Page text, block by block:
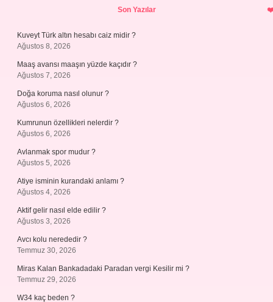
Son Yazılar
Kuveyt Türk altın hesabı caiz midir ?
Ağustos 8, 2026
Maaş avansı maaşın yüzde kaçıdır ?
Ağustos 7, 2026
Doğa koruma nasıl olunur ?
Ağustos 6, 2026
Kumrunun özellikleri nelerdir ?
Ağustos 6, 2026
Avlanmak spor mudur ?
Ağustos 5, 2026
Atiye isminin kurandaki anlamı ?
Ağustos 4, 2026
Aktif gelir nasıl elde edilir ?
Ağustos 3, 2026
Avcı kolu nerededir ?
Temmuz 30, 2026
Miras Kalan Bankadadaki Paradan vergi Kesilir mi ?
Temmuz 29, 2026
W34 kaç beden ?